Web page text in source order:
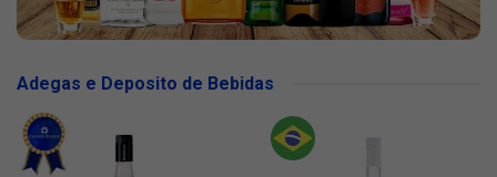
Adegas e Deposito de Bebidas